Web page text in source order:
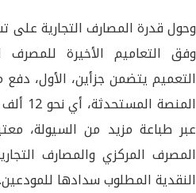
وحول قدرة المصارف التجارية على
وفق التعاميم الأخيرة للمصرف
عبر طباعة مزيد من السيولة،
النقدية المطلوب سدادها للمودعين.